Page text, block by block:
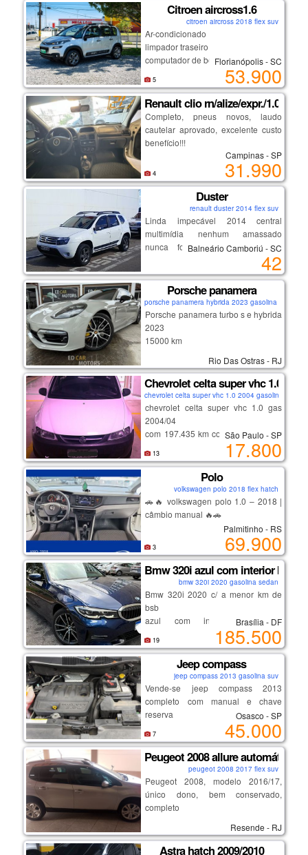
Citroen aircross1.6
citroen aircross 2018 flex suv
Ar-condicionado
limpador traseiro
computador de bordo
desembaçador traseiro
direção hidráulica
rodas de liga leve
vidros elétricos
travas elétricas
💡 destaques:
motor 1.6 forte e econômico
ótima dirigibilidade
conforto e espaço interno
manutenção em dia
Florianópolis - SC
53.900
5
Renault clio rn/alize/expr./1.0 hi-
Completo, pneus novos, laudo
cautelar aprovado, excelente custo
benefício!!!
19 98313.3325 douglas
19.99515.0585 pietro
19 3272.3622 loja
avenida bueno de miranda, 17, vila
industrial, campinas-sp.
(próximo a rodoviária)
temos opções de financiamento com
diversos bancos e taxas,
há mais de 20 anos no mercado,
com mais de 100 veículos em
estoque
Campinas - SP
31.990
4
Duster
renault duster 2014 flex suv
Linda impecável 2014 central
multimídia nenhum amassado
nunca foi batida lacrada nada
Balneário Camboriú - SC
42
Porsche panamera
porsche panamera hybrida 2023 gasolina coupe
Porsche panamera turbo s e hybrida
2023
15000 km
Rio Das Ostras - RJ
Chevrolet celta super vhc 1.0 gas
chevrolet celta super vhc 1.0 2004 gasolina hatch
chevrolet celta super vhc 1.0 gas
2004/04
com 197.435 km cor branco com ar
condicionado, vidros e trava elétrica
veículo em ótimo estado de
conservação pneus e mecânica em
geral excelente. veículo particular
de uso diário placa de sp final 4 já
isento de pagar ipva sem multas
documento ok pronto para
(11) 94000 - 5374 c/ roberto
e-mail: jr.solution@gmail.com
São Paulo - SP
17.800
13
Polo
volkswagen polo 2018 flex hatch
🚗🔥 volkswagen polo 1.0 – 2018 |
câmbio manual 🔥🚗
✅ ano 2018
✅ único dono
✅ apenas 21.000 km rodados
✅ chave reserva
✅ excelente estado de conservação
✅ econômico, confortável e
confiável
✅ manual do proprietário
✅ 4 pneus novos
✅ revisado
✅ sem sinistro
✅ sem leilão
✅ tirado 0km na holanda
volkswagen.
Palmitinho - RS
69.900
3
Bmw 320i azul com interior bege
bmw 320i 2020 gasolina sedan
Bmw 320i 2020 c/ a menor km de
bsb
azul com interior bege, a
configuração mais desejada
pintura extremamente conservada
interior impecável
2 pneus novos - firestone f-700
pastilhas de freio traseiras novas
potência e economia de combustível
em um carro premium, com
robustez, estabilidade e segurança.
ar condicionado 3 zonas, com saída
e ajustes para o banco traseiro
bluetooth
portas usb e usb-c
o idrive monitora tempo e km para
informar tudo que precisa ser feito
Brasília - DF
185.500
19
Jeep compass
jeep compass 2013 gasolina suv
Vende-se jeep compass 2013
completo com manual e chave
reserva
Osasco - SP
45.000
7
Peugeot 2008 allure automático
peugeot 2008 2017 flex suv
Peugeot 2008, modelo 2016/17,
único dono, bem conservado,
completo
Resende - RJ
Astra hatch 2009/2010